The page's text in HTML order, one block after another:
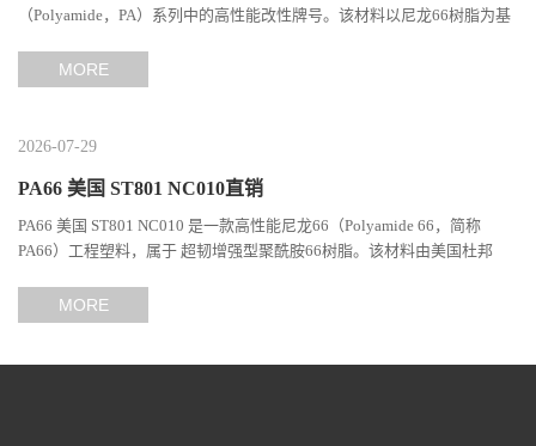
（Polyamide，PA）系列中的高性能改性牌号。该材料以尼龙66树脂为基
MORE
2026-07-29
PA66 美国 ST801 NC010直销
PA66 美国 ST801 NC010 是一款高性能尼龙66（Polyamide 66，简称
PA66）工程塑料，属于 超韧增强型聚酰胺66树脂。该材料由美国杜邦
MORE